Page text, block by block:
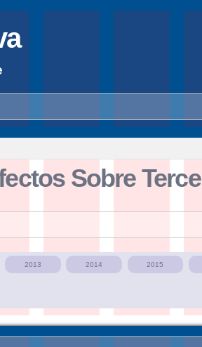
Sobre
2013 2014 2015